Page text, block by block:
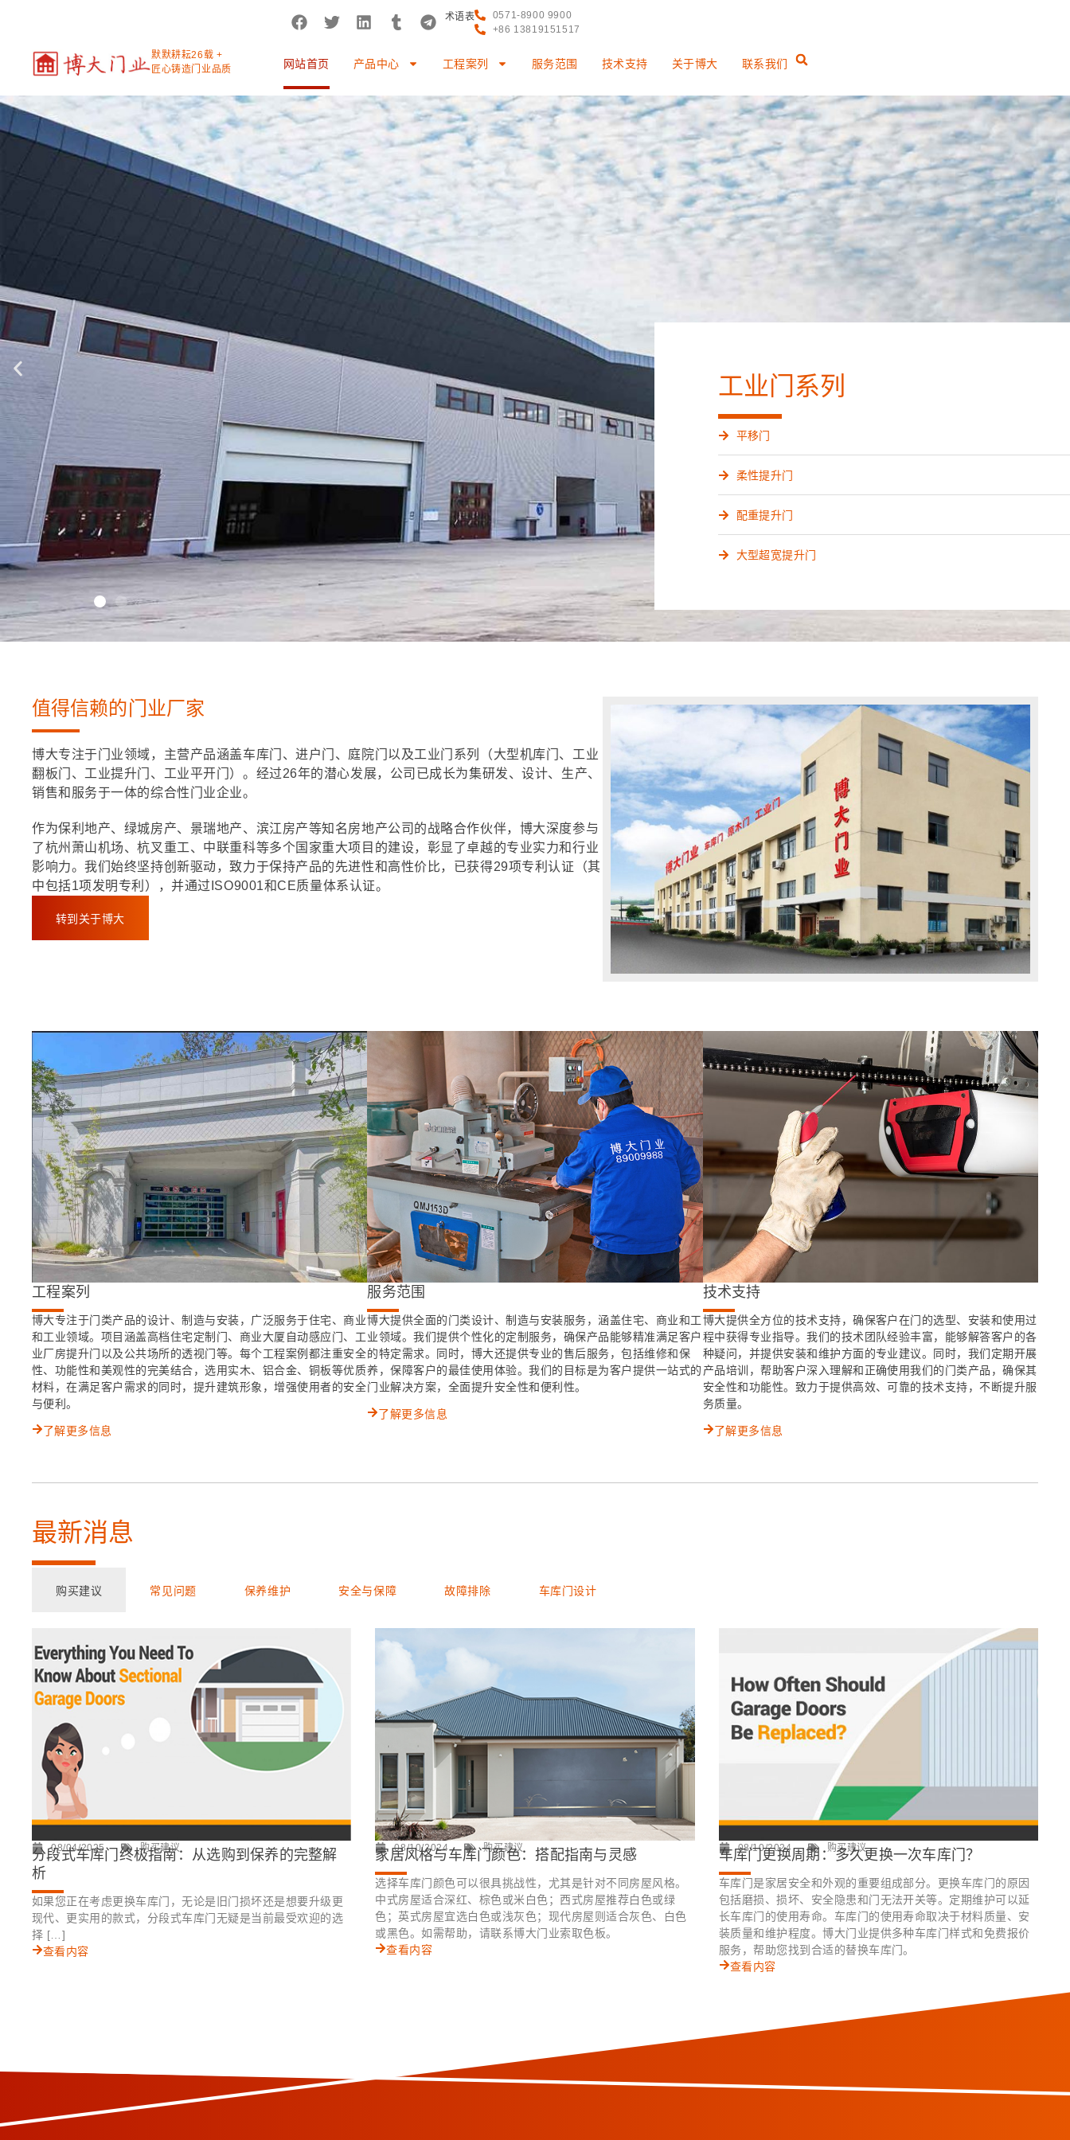
默默耕耘26载 +
匠心铸造门业品质
术语表
0571-8900 9900
+86 13819151517
网站首页 产品中心 工程案列 服务范围 技术支持 关于博大 联系我们
车库门系列
上排挂车库门
上滑式车库门
折叠式车库门
平移式车库门
值得信赖的门业厂家
博大专注于门业领域，主营产品涵盖车库门、进户门、庭院门以及工业门系列（大型机库门、工业
翻板门、工业提升门、工业平开门）。经过26年的潜心发展，公司已成长为集研发、设计、生产、
销售和服务于一体的综合性门业企业。
作为保利地产、绿城房产、景瑞地产、滨江房产等知名房地产公司的战略合作伙伴，博大深度参与
了杭州萧山机场、杭叉重工、中联重科等多个国家重大项目的建设，彰显了卓越的专业实力和行业
影响力。我们始终坚持创新驱动，致力于保持产品的先进性和高性价比，已获得29项专利认证（其
中包括1项发明专利），并通过ISO9001和CE质量体系认证。
转到关于博大
工程案列
博大专注于门类产品的设计、制造与安装，广泛服务于住宅、商业
和工业领域。项目涵盖高档住宅定制门、商业大厦自动感应门、工
业厂房提升门以及公共场所的透视门等。每个工程案例都注重安全
性、功能性和美观性的完美结合，选用实木、铝合金、铜板等优质
材料，在满足客户需求的同时，提升建筑形象，增强使用者的安全
与便利。
了解更多信息
服务范围
博大提供全面的门类设计、制造与安装服务，涵盖住宅、商业和工
业领域。我们提供个性化的定制服务，确保产品能够精准满足客户
的特定需求。同时，博大还提供专业的售后服务，包括维修和保
养，保障客户的最佳使用体验。我们的目标是为客户提供一站式的
门业解决方案，全面提升安全性和便利性。
了解更多信息
技术支持
博大提供全方位的技术支持，确保客户在门的选型、安装和使用过
程中获得专业指导。我们的技术团队经验丰富，能够解答客户的各
种疑问，并提供安装和维护方面的专业建议。同时，我们定期开展
产品培训，帮助客户深入理解和正确使用我们的门类产品，确保其
安全性和功能性。致力于提供高效、可靠的技术支持，不断提升服
务质量。
了解更多信息
最新消息
购买建议 常见问题 保养维护 安全与保障 故障排除 车库门设计
08/04/2025 购买建议
分段式车库门终极指南：从选购到保养的完整解
析
如果您正在考虑更换车库门，无论是旧门损坏还是想要升级更
现代、更实用的款式，分段式车库门无疑是当前最受欢迎的选
择 […]
查看内容
08/10/2024 购买建议
家居风格与车库门颜色：搭配指南与灵感
选择车库门颜色可以很具挑战性，尤其是针对不同房屋风格。
中式房屋适合深红、棕色或米白色；西式房屋推荐白色或绿
色；英式房屋宜选白色或浅灰色；现代房屋则适合灰色、白色
或黑色。如需帮助，请联系博大门业索取色板。
查看内容
08/10/2024 购买建议
车库门更换周期：多久更换一次车库门？
车库门是家居安全和外观的重要组成部分。更换车库门的原因
包括磨损、损坏、安全隐患和门无法开关等。定期维护可以延
长车库门的使用寿命。车库门的使用寿命取决于材料质量、安
装质量和维护程度。博大门业提供多种车库门样式和免费报价
服务，帮助您找到合适的替换车库门。
查看内容